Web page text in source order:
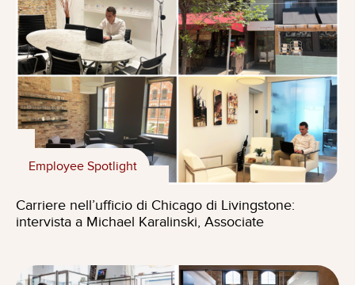
Employee Spotlight
Carriere nell’ufficio di Chicago di Livingstone:
intervista a Michael Karalinski, Associate